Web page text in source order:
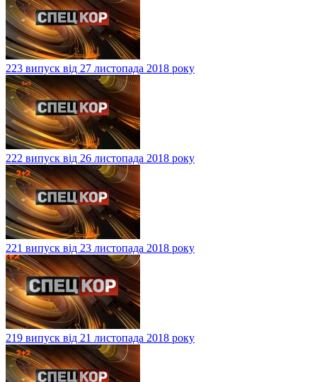
223 випуск від 27 листопада 2018 року
222 випуск від 26 листопада 2018 року
221 випуск від 23 листопада 2018 року
219 випуск від 21 листопада 2018 року